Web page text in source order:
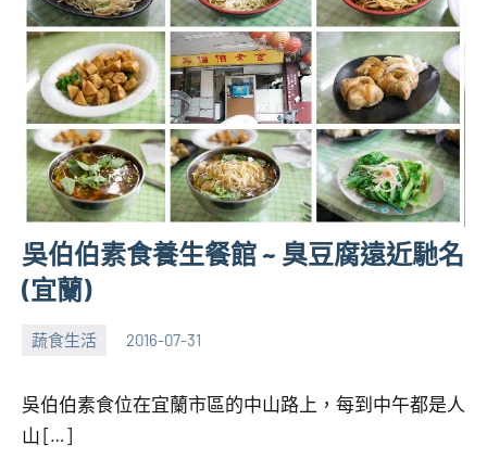
吳伯伯素食養生餐館 ~ 臭豆腐遠近馳名
(宜蘭)
蔬食生活 2016-07-31
張
芋
No
吳伯伯素食位在宜蘭市區的中山路上，每到中午都是人
山 […]